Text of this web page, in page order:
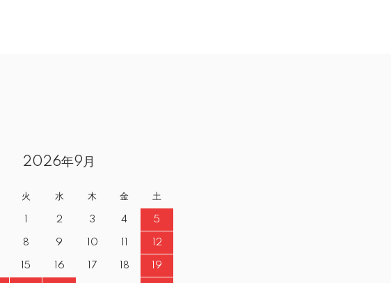
2026年9月
火 水 木 金 土
2 3 4 5
8 9 10 12
15 16 17 18 19